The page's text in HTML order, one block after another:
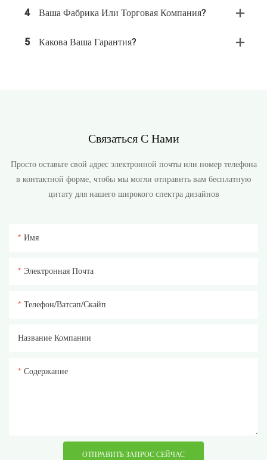
4 Ваша Фабрика Или Торговая Компания?
5 Какова Ваша Гарантия?
Связаться С Нами
Просто оставьте свой адрес электронной почты или номер телефона
в контактной форме, чтобы мы могли отправить вам бесплатную
цитату для нашего широкого спектра дизайнов
Имя
Электронная Почта
Телефон/ватсап/скайп
Название Компании
Содержание
ОТПРАВИТЬ ЗАПРОС СЕЙЧАС